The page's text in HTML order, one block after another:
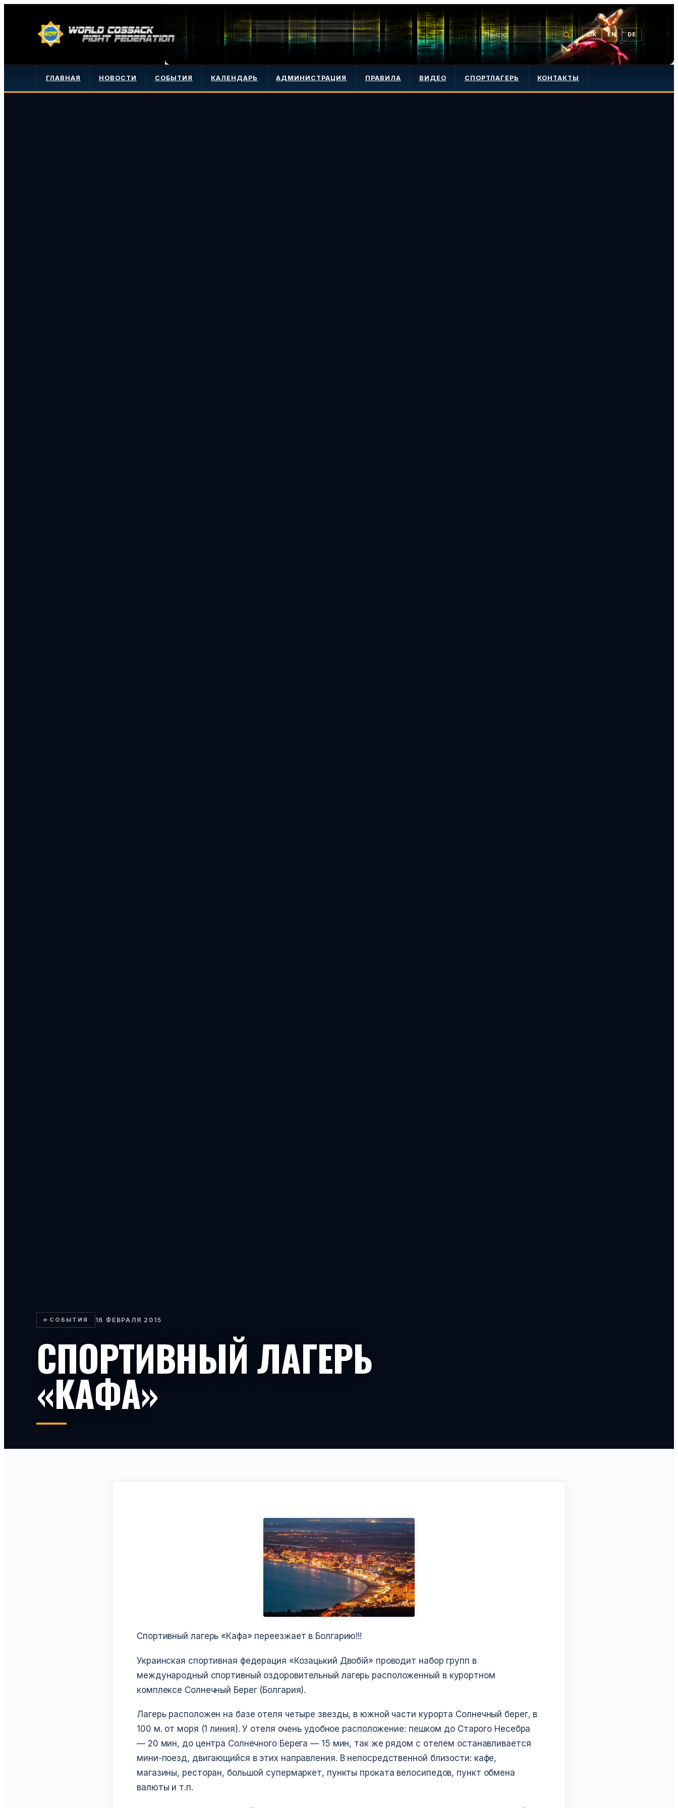
UK EN DE
ГЛАВНАЯ НОВОСТИ СОБЫТИЯ КАЛЕНДАРЬ АДМИНИСТРАЦИЯ ПРАВИЛА ВИДЕО СПОРТЛАГЕРЬ КОНТАКТЫ
← СОБЫТИЯ 16 ФЕВРАЛЯ 2015
СПОРТИВНЫЙ ЛАГЕРЬ
«КАФА»
Спортивный лагерь «Кафа» переезжает в Болгарию!!!
Украинская спортивная федерация «Козацький Двобій» проводит набор групп в
международный спортивный оздоровительный лагерь расположенный в курортном
комплексе Солнечный Берег (Болгария).
Лагерь расположен на базе отеля четыре звезды, в южной части курорта Солнечный берег, в
100 м. от моря (1 линия). У отеля очень удобное расположение: пешком до Старого Несебра
— 20 мин, до центра Солнечного Берега — 15 мин, так же рядом с отелем останавливается
мини-поезд, двигающийся в этих направления. В непосредственной близости: кафе,
магазины, ресторан, большой супермаркет, пункты проката велосипедов, пункт обмена
валюты и т.п.